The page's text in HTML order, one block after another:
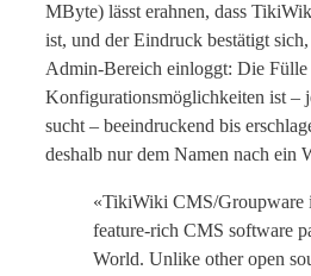
MByte) lässt erahnen, dass
ist, und der Eindruck bestätigt
Admin-Bereich einloggt: Die Fülle
Konfigurationsmöglichkeiten ist –
sucht – beeindruckend bis
deshalb nur dem Namen nach ein
«TikiWiki CMS/Groupware
feature-rich CMS software
World. Unlike other open